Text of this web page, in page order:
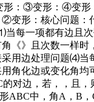
形：③变形：④变
变形：核心问题：
每一项都有边且
《》且次数一样
用边处理问题⑷当
角化边或变化角均
对边，若，，且，
ABC中，角A，B，